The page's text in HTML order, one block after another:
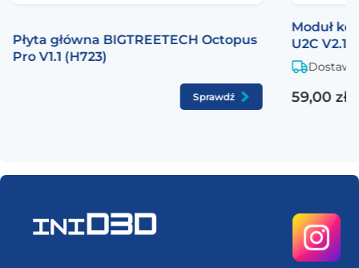
Płyta główna BIGTREETECH Octopus
Pro V1.1 (H723)
Sprawdź
Moduł
U2C V2.1
59,00 zł